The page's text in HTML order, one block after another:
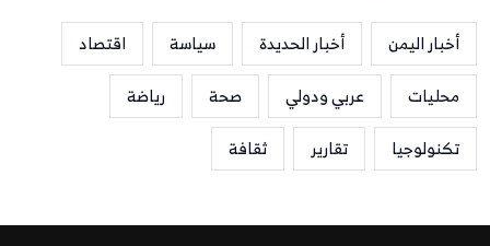
أخبار اليمن أخبار الحديدة سياسة
اقتصاد
محليات
عربي ودولي صحة
رياضة
تكنولوجيا
تقارير ثقافة